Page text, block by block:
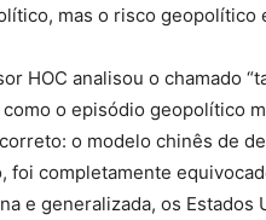
mas o risco geopolítico
HOC analisou o chamado
o episódio geopolítico
o modelo chinês de
foi completamente
e generalizada, os Estados